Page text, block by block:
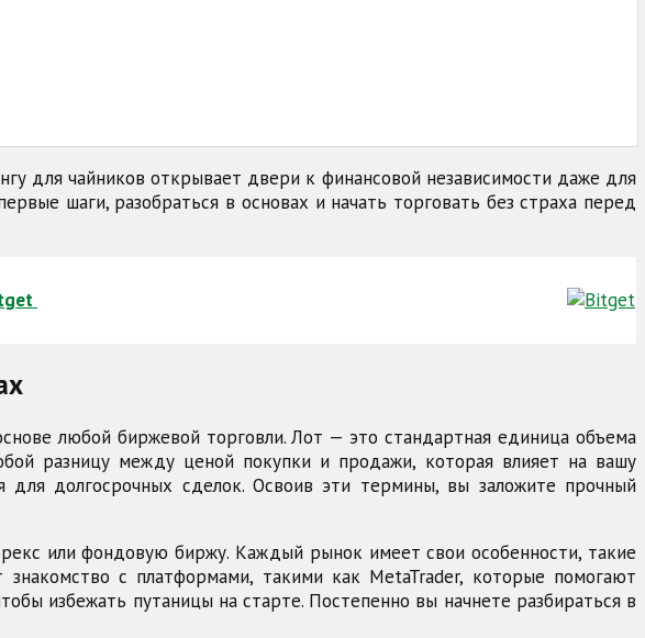
для чайников открывает двери к финансовой независимости даже для
шаги, разобраться в основах и начать торговать без страха перед
любой биржевой торговли. Лот — это стандартная единица объема
разницу между ценой покупки и продажи, которая влияет на вашу
долгосрочных сделок. Освоив эти термины, вы заложите прочный
или фондовую биржу. Каждый рынок имеет свои особенности, такие
с платформами, такими как MetaTrader, которые помогают
избежать путаницы на старте. Постепенно вы начнете разбираться в